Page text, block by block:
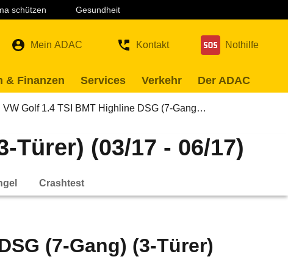
schützen Gesundheit
Mein ADAC Kontakt Nothilfe
& Finanzen Services Verkehr Der ADAC
VW Golf 1.4 TSI BMT Highline DSG (7-Gang…
Türer) (03/17 - 06/17)
Crashtest
(7-Gang) (3-Türer)